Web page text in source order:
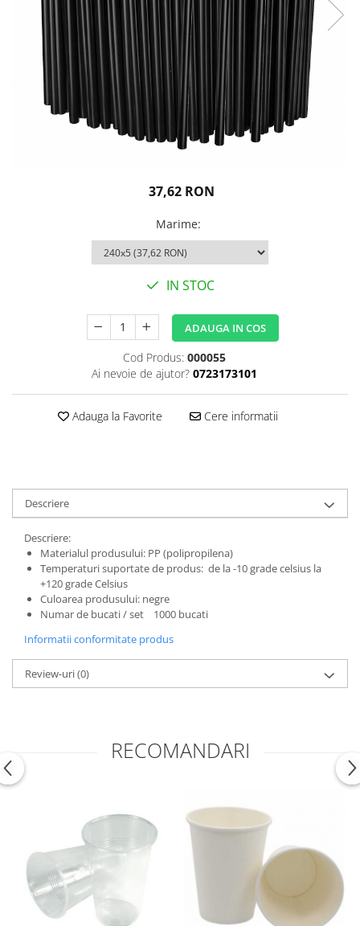
37,62 RON
Marime:
IN STOC
ADAUGA IN COS
Cod Produs: 000055
Ai nevoie de ajutor? 0723173101
Adauga la Favorite Cere informatii
Descriere
Descriere:
Materialul produsului: PP (polipropilena)
Temperaturi suportate de produs: de la -10 grade celsius la
+120 grade Celsius
Culoarea produsului: negre
Numar de bucati / set 1000 bucati
Informatii conformitate produs
Review-uri(0)
RECOMANDARI